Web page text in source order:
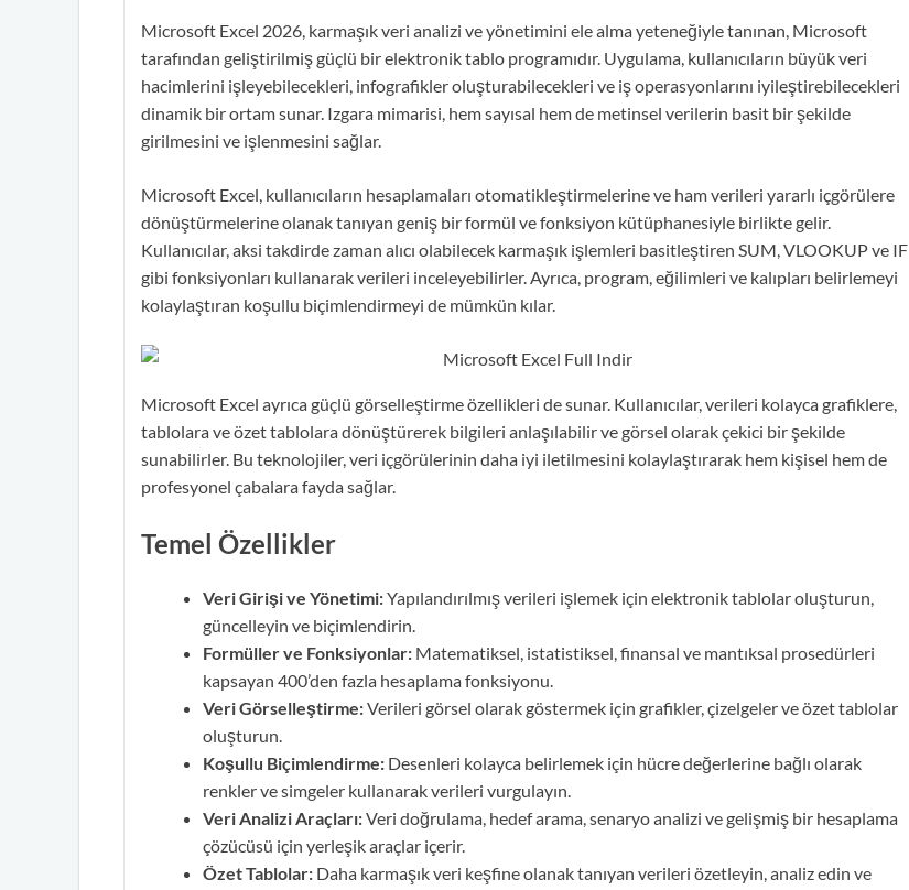
Microsoft Excel 2026, karmaşık veri analizi ve yönetimini ele alma yeteneğiyle tanınan, Microsoft
tarafından geliştirilmiş güçlü bir elektronik tablo programıdır. Uygulama, kullanıcıların büyük veri
hacimlerini işleyebilecekleri, infografikler oluşturabilecekleri ve iş operasyonlarını iyileştirebilecekleri
dinamik bir ortam sunar. Izgara mimarisi, hem sayısal hem de metinsel verilerin basit bir şekilde
girilmesini ve işlenmesini sağlar.
Microsoft Excel, kullanıcıların hesaplamaları otomatikleştirmelerine ve ham verileri yararlı içgörülere
dönüştürmelerine olanak tanıyan geniş bir formül ve fonksiyon kütüphanesiyle birlikte gelir.
Kullanıcılar, aksi takdirde zaman alıcı olabilecek karmaşık işlemleri basitleştiren SUM, VLOOKUP ve IF
gibi fonksiyonları kullanarak verileri inceleyebilirler. Ayrıca, program, eğilimleri ve kalıpları belirlemeyi
kolaylaştıran koşullu biçimlendirmeyi de mümkün kılar.
Microsoft Excel ayrıca güçlü görselleştirme özellikleri de sunar. Kullanıcılar, verileri kolayca grafiklere,
tablolara ve özet tablolara dönüştürerek bilgileri anlaşılabilir ve görsel olarak çekici bir şekilde
sunabilirler. Bu teknolojiler, veri içgörülerinin daha iyi iletilmesini kolaylaştırarak hem kişisel hem de
profesyonel çabalara fayda sağlar.
Temel Özellikler
Veri Girişi ve Yönetimi:Yapılandırılmış verileri işlemek için elektronik tablolar oluşturun,
güncelleyin ve biçimlendirin.
Formüller ve Fonksiyonlar: Matematiksel, istatistiksel, finansal ve mantıksal prosedürleri
kapsayan 400’den fazla hesaplama fonksiyonu.
Veri Görselleştirme:Verileri görsel olarak göstermek için grafikler, çizelgeler ve özet tablolar
oluşturun.
Koşullu Biçimlendirme: Desenleri kolayca belirlemek için hücre değerlerine bağlı olarak
renkler ve simgeler kullanarak verileri vurgulayın.
Veri Analizi Araçları:Veri doğrulama, hedef arama, senaryo analizi ve gelişmiş bir hesaplama
çözücüsü için yerleşik araçlar içerir.
Özet Tablolar: Daha karmaşık veri keşfine olanak tanıyan verileri özetleyin, analiz edin ve